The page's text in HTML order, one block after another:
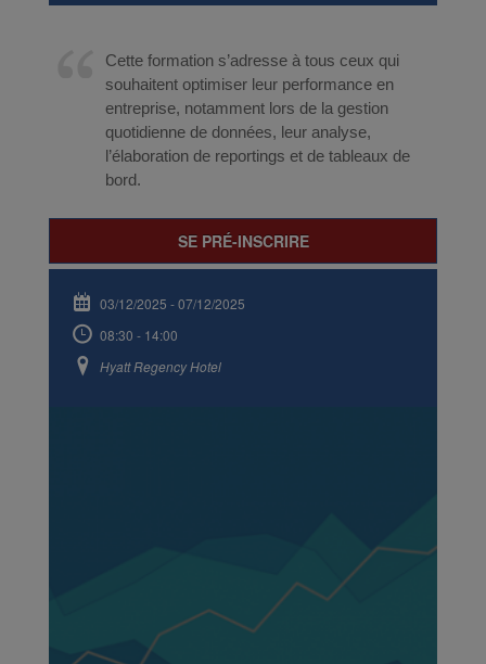
Cette formation s’adresse à tous ceux qui
souhaitent optimiser leur performance en
entreprise, notamment lors de la gestion
quotidienne de données, leur analyse,
l’élaboration de reportings et de tableaux de
bord.
SE PRÉ-INSCRIRE
03/12/2025 -07/12/2025
08:30 - 14:00
Hyatt Regency Hotel